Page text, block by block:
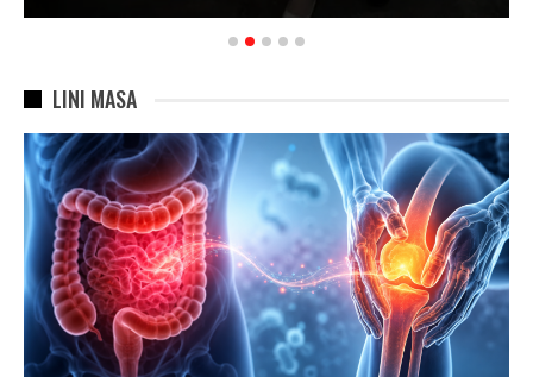
LINI MASA